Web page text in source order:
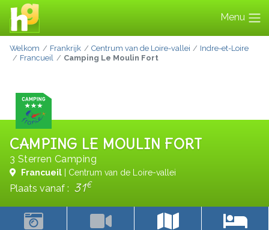
Menu
Welkom Frankrijk Centrum van de Loire-vallei
Indre-et-Loire
Francueil
Camping Le Moulin Fort
CAMPING LE MOULIN FORT
3 Sterren Camping
Francueil | Centrum van de Loire-vallei
Plaats vanaf : 31€